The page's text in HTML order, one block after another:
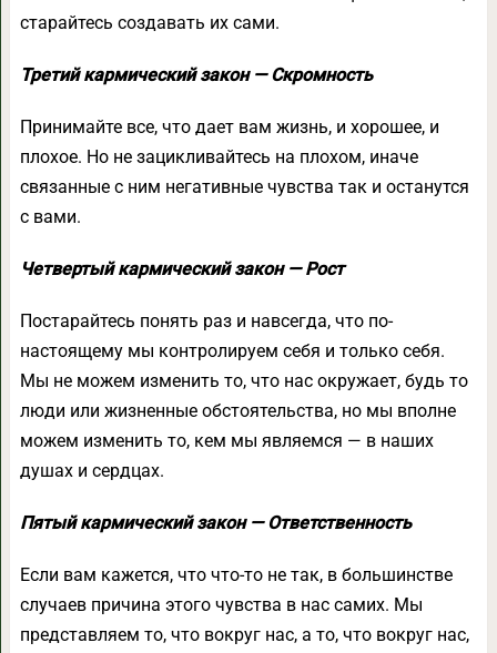
старайтесь создавать их сами.
Третий кармический закон — Скромность
Принимайте все, что дает вам жизнь, и хорошее, и
плохое. Но не зацикливайтесь на плохом, иначе
связанные с ним негативные чувства так и останутся
с вами.
Четвертый кармический закон — Рост
Постарайтесь понять раз и навсегда, что по-
настоящему мы контролируем себя и только себя.
Мы не можем изменить то, что нас окружает, будь то
люди или жизненные обстоятельства, но мы вполне
можем изменить то, кем мы являемся — в наших
душах и сердцах.
Пятый кармический закон — Ответственность
Если вам кажется, что что-то не так, в большинстве
случаев причина этого чувства в нас самих. Мы
представляем то, что вокруг нас, а то, что вокруг нас,